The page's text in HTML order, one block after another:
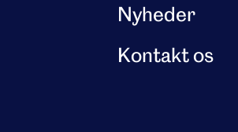
Nyheder
Kontakt os